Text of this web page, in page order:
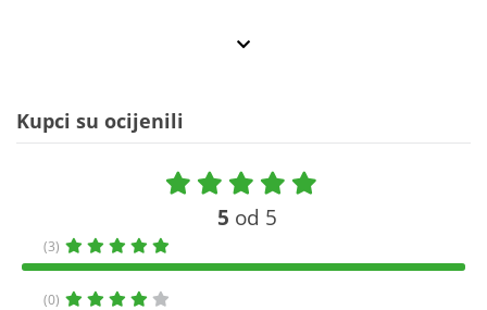
Kupci su ocijenili
5 od 5
(3)
(0)